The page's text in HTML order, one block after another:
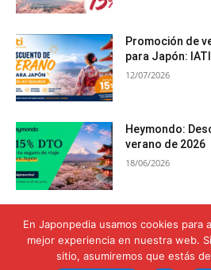
Promoción de
para Japón:
12/07/2026
Heymondo:
verano de 2026
18/06/2026
Seguro de viaje
Cobertura para
seguridad
12/06/2026
En Japonpedia usamos cookies para
mejor experiencia en nuestra web.
sitio, asumiremos que estás